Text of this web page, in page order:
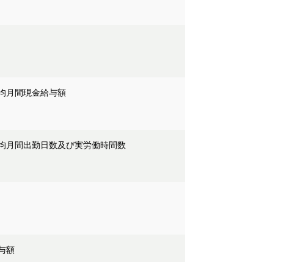
月間現金給与額
月間出勤日数及び実労働時間数
額